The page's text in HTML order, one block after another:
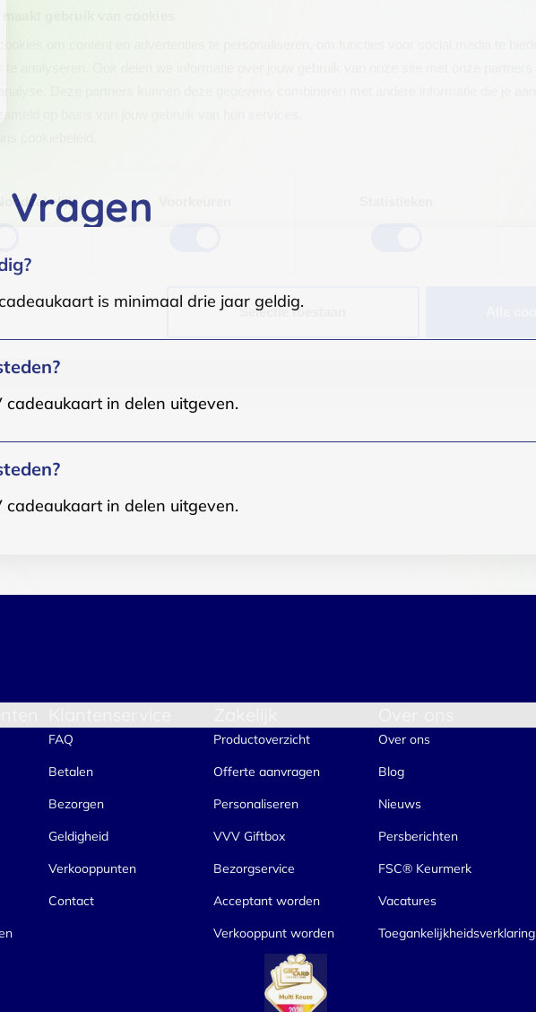
op basis van jouw gebruik van hun services.
Selectie toestaan
is minimaal drie jaar geldig.
cadeaukaart in delen uitgeven.
cadeaukaart in delen uitgeven.
FAQ
Betalen
Bezorgen
Geldigheid
Verkooppunten
Contact
Productoverzicht
Offerte aanvragen
Personaliseren
VVV Giftbox
Bezorgservice
Acceptant worden
Verkooppunt worden
Over ons
Blog
Nieuws
Persberichten
FSC® Keurmerk
Vacatures
Toegankelijkheidsverklaring